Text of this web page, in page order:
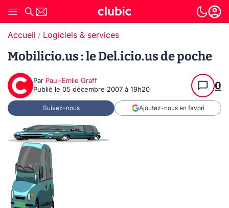
Accueil Logiciels & services
Mobilicio.us : le Del.icio.us de poche
Par Paul-Emile Graff
Publié le 05 décembre 2007 à 19h20 0
Suivez-nous Ajoutez-nous en favori